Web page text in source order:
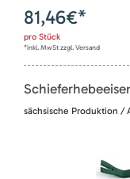
81,46€*
pro Stück
*inkl. MwSt zzgl. Versand
sächsische Produktion /